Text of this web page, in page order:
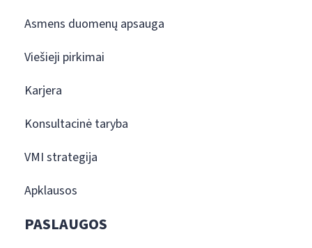
Asmens duomenų apsauga
Viešieji pirkimai
Karjera
Konsultacinė taryba
VMI strategija
Apklausos
PASLAUGOS